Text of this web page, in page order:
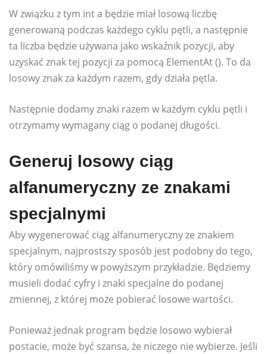
W związku z tym int a będzie miał losową liczbę
generowaną podczas każdego cyklu pętli, a następnie
ta liczba będzie używana jako wskaźnik pozycji, aby
uzyskać znak tej pozycji za pomocą ElementAt (). To da
losowy znak za każdym razem, gdy działa pętla.
Następnie dodamy znaki razem w każdym cyklu pętli i
otrzymamy wymagany ciąg o podanej długości.
Generuj losowy ciąg
alfanumeryczny ze znakami
specjalnymi
Aby wygenerować ciąg alfanumeryczny ze znakiem
specjalnym, najprostszy sposób jest podobny do tego,
który omówiliśmy w powyższym przykładzie. Będziemy
musieli dodać cyfry i znaki specjalne do podanej
zmiennej, z której może pobierać losowe wartości.
Ponieważ jednak program będzie losowo wybierał
postacie, może być szansa, że ​​niczego nie wybierze. Jeśli